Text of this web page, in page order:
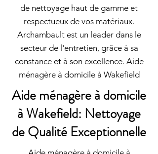
de nettoyage haut de gamme et
respectueux de vos matériaux.
Archambault est un leader dans le
secteur de l'entretien, grâce à sa
constance et à son excellence. Aide
ménagère à domicile à Wakefield
Aide ménagère à domicile
à Wakefield: Nettoyage
de Qualité Exceptionnelle